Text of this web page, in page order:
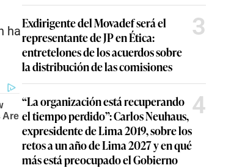
ha
Exdirigente del Movadef será el
representante de JP en Ética:
entretelones de los acuerdos sobre
la distribución de las comisiones
3
“La organización está recuperando
el tiempo perdido”: Carlos Neuhaus,
expresidente de Lima 2019, sobre los
retos a un año de Lima 2027 y en qué
más está preocupado el Gobierno
4